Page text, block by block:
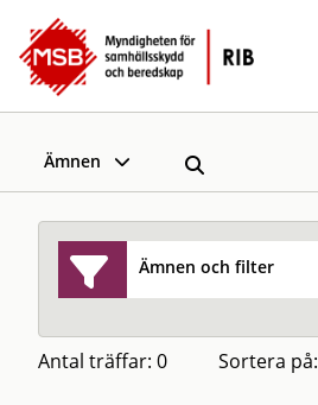
Ämnen
Ämnen och filter
Antal träffar: 0 Sortera på: